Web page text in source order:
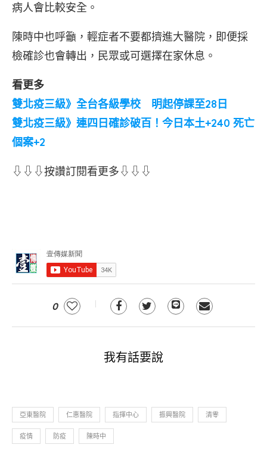
病人會比較安全。
陳時中也呼籲，輕症者不要都擠進大醫院，即便採
檢確診也會轉出，民眾或可選擇在家休息。
看更多
雙北疫三級》全台各級學校 明起停課至28日
雙北疫三級》連四日確診破百！今日本土+240 死亡
個案+2
⇩⇩⇩按讚訂閱看更多⇩⇩⇩
0
我有話要說
亞東醫院 仁惠醫院 指揮中心 振興醫院 清零
疫情 防疫 陳時中